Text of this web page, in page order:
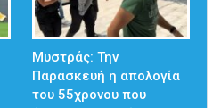
Μυστράς: Την
Παρασκευή η απολογία
του 55χρονου που